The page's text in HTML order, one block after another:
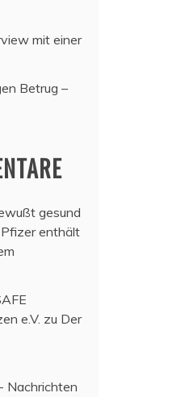
mit einer
Betrug –
gesund
enthält
e.V. zu Der
Nachrichten